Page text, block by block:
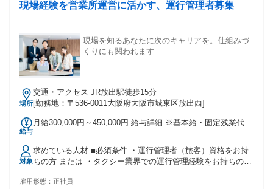
きる方 ・決められた業務だけでは物足りない方 ・営業所運営
を築ける方 ・周囲と連携しながら組織を動かせる方 ・変化の
ある環境を前向きに楽しめる方 ・腰を据えて長く働ける環境
を探している方 現場を見て課題を見つける。 改善策を考え
る。 周囲を巻き込みながら実行する。 そんな視点を持った方
います。 これまでの経験を活かしながら、運行管理のその先
のキャリアに挑戦したい方をお待ちしています。
現場経験を営業所運営に活かす、運行管理者募集
現場を知るあなたに次のキャリアを。仕組みづ
くりにも関われます
場所
交通・アクセス JR放出駅徒歩15分
[勤務地：〒536-0011大阪府大阪市城東区放出西]
給与
月給300,000円～450,000円 給与詳細 ※基本給・固定残業代の
あり 1ヶ月あたり7万3354円 〜 11万31円（固定残業時間：1ヶ
月あたり45時間） 固定残業時間を超えた勤務時間については
別途残業代を支給する 【一律手当】 全員に一律で支払われる
通勤・皆勤・家族手当金額：なし 全員に一律で支払われるそ
対象
求めている人材 ■必須条件 ・運行管理者（旅客）資格をお持
ちの方 または ・タクシー業界での運行管理経験をお持ちの方
補佐などマネジメント経験をお持ちの方 ・タクシー乗務員経
雇用形態： 正社員